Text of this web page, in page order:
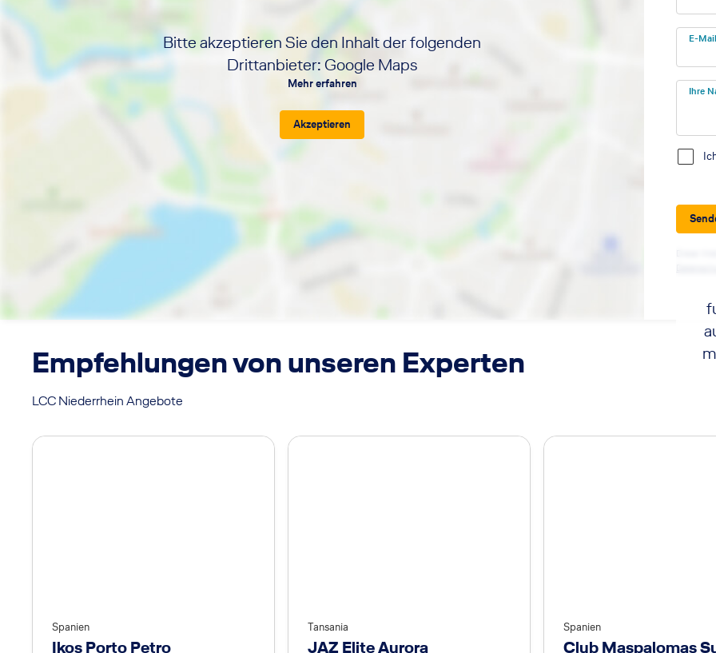
Bitte akzeptieren Sie den Inhalt der folgenden
Drittanbieter: Google Maps
Mehr erfahren
Akzeptieren
E-
Ihre
Empfehlungen von unseren Experten
LCC Niederrhein Angebote
Spanien
Ikos Porto Petro
Tansania
JAZ Elite Aurora
Spanien
Club Maspalomas